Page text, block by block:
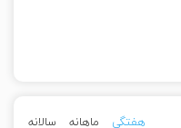
هفتگی ماهانه سالانه